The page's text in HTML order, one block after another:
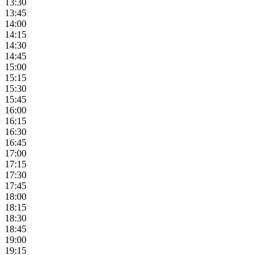
13:30
13:45
14:00
14:15
14:30
14:45
15:00
15:15
15:30
15:45
16:00
16:15
16:30
16:45
17:00
17:15
17:30
17:45
18:00
18:15
18:30
18:45
19:00
19:15